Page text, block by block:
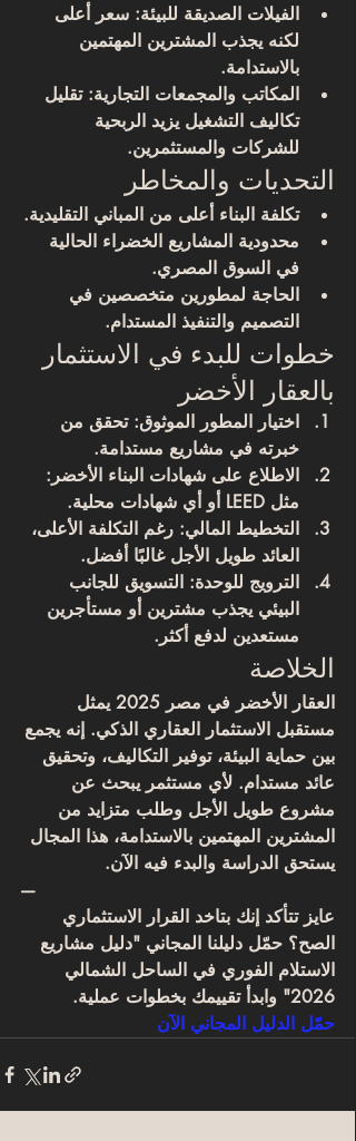
الفيلات الصديقة للبيئة: سعر أعلى
لكنه يجذب المشترين المهتمين
بالاستدامة.
المكاتب والمجمعات التجارية: تقليل
تكاليف التشغيل يزيد الربحية
للشركات والمستثمرين.
التحديات والمخاطر
تكلفة البناء أعلى من المباني التقليدية.
محدودية المشاريع الخضراء الحالية
في السوق المصري.
الحاجة لمطورين متخصصين في
التصميم والتنفيذ المستدام.
خطوات للبدء في الاستثمار
بالعقار الأخضر
اختيار المطور الموثوق: تحقق من
خبرته في مشاريع مستدامة.
الاطلاع على شهادات البناء الأخضر :
مثل LEED أو أي شهادات محلية.
التخطيط المالي: رغم التكلفة الأعلى،
العائد طويل الأجل غالبًا أفضل.
الترويج للوحدة: التسويق للجانب
البيئي يجذب مشترين أو مستأجرين
مستعدين لدفع أكثر.
الخلاصة
العقار الأخضر في مصر 2025 يمثل
مستقبل الاستثمار العقاري الذكي. إنه يجمع
بين حماية البيئة، توفير التكاليف، وتحقيق
عائد مستدام. لأي مستثمر يبحث عن
مشروع طويل الأجل وطلب متزايد من
المشترين المهتمين بالاستدامة، هذا المجال
يستحق الدراسة والبدء فيه الآن.
—
عايز تتأكد إنك بتاخد القرار الاستثماري
الصح؟ حمّل دليلنا المجاني "دليل مشاريع
الاستلام الفوري في الساحل الشمالي
2026" وابدأ تقييمك بخطوات عملية.
حمّل الدليل المجاني الآن